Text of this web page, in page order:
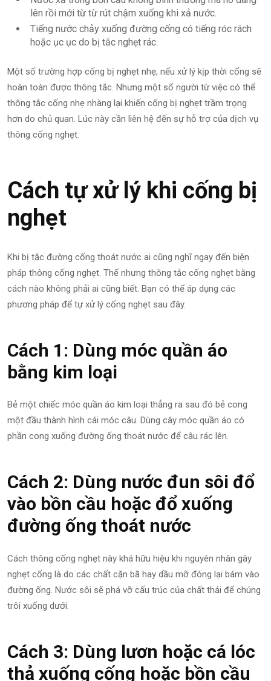
lên rồi mới từ từ rút chậm xuống khi xả nước.
Tiếng nước chảy xuống đường cống có tiếng róc rách
hoặc ục ục do bị tắc nghẹt rác.
Một số trường hợp cống bị nghẹt nhẹ, nếu xử lý kịp thời cống sẽ
hoàn toàn được thông tắc. Nhưng một số người từ việc có thể
thông tắc cống nhẹ nhàng lại khiến cống bị nghẹt trầm trọng
hơn do chủ quan. Lúc này cần liên hệ đến sự hỗ trợ của dịch vụ
thông cống nghẹt.
Cách tự xử lý khi cống bị
nghẹt
Khi bị tắc đường cống thoát nước ai cũng nghĩ ngay đến biện
pháp thông cống nghẹt. Thế nhưng thông tắc cống nghẹt bằng
cách nào không phải ai cũng biết. Bạn có thể áp dụng các
phương pháp để tự xử lý cống nghẹt sau đây.
Cách 1: Dùng móc quần áo
bằng kim loại
Bẻ một chiếc móc quần áo kim loại thẳng ra sau đó bẻ cong
một đầu thành hình cái móc câu. Dùng cây móc quần áo có
phần cong xuống đường ống thoát nước để câu rác lên.
Cách 2: Dùng nước đun sôi đổ
vào bồn cầu hoặc đổ xuống
đường ống thoát nước
Cách thông cống nghẹt này khá hữu hiệu khi nguyên nhân gây
nghẹt cống là do các chất cặn bã hay dầu mỡ đóng lại bám vào
đường ống. Nước sôi sẽ phá vỡ cấu trúc của chất thải để chúng
trôi xuống dưới.
Cách 3: Dùng lươn hoặc cá lóc
thả xuống cống hoặc bồn cầu